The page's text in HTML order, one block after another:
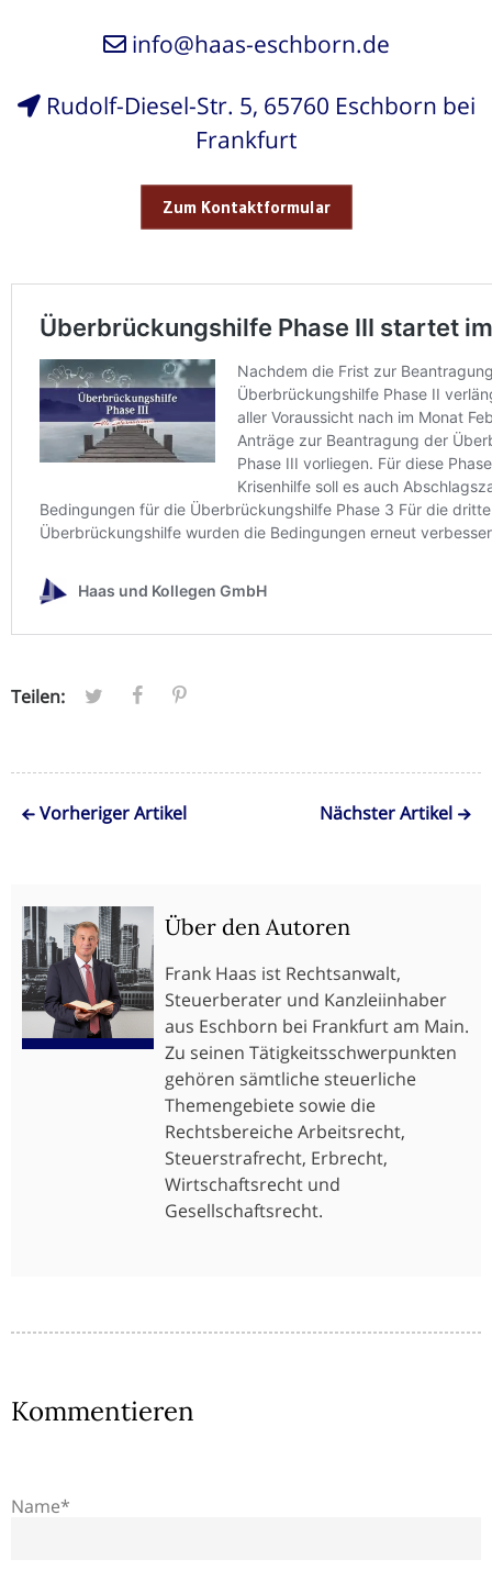
info@haas-eschborn.de
Rudolf-Diesel-Str. 5, 65760 Eschborn bei
Frankfurt
Zum Kontaktformular
Teilen:
Vorheriger Artikel Nächster Artikel
Über den Autoren
Frank Haas ist Rechtsanwalt,
Steuerberater und Kanzleiinhaber
aus Eschborn bei Frankfurt am Main.
Zu seinen Tätigkeitsschwerpunkten
gehören sämtliche steuerliche
Themengebiete sowie die
Rechtsbereiche Arbeitsrecht,
Steuerstrafrecht, Erbrecht,
Wirtschaftsrecht und
Gesellschaftsrecht.
Kommentieren
Name*